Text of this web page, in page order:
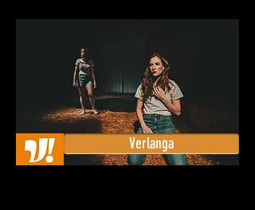
Verlanga